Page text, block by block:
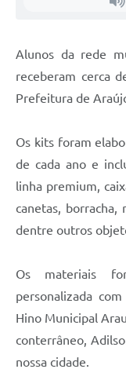
SIC
Galeria de Fotos
Ouvidoria
Audiências Públicas
Carta de Serviços
Obras
Galeria de Vídeos
Alunos da rede
receberam cerca
Prefeitura de
Os kits foram
de cada ano e
linha premium,
canetas, borracha,
dentre outros
Os materiais
personalizada
Hino Municipal
conterrâneo,
nossa cidade.